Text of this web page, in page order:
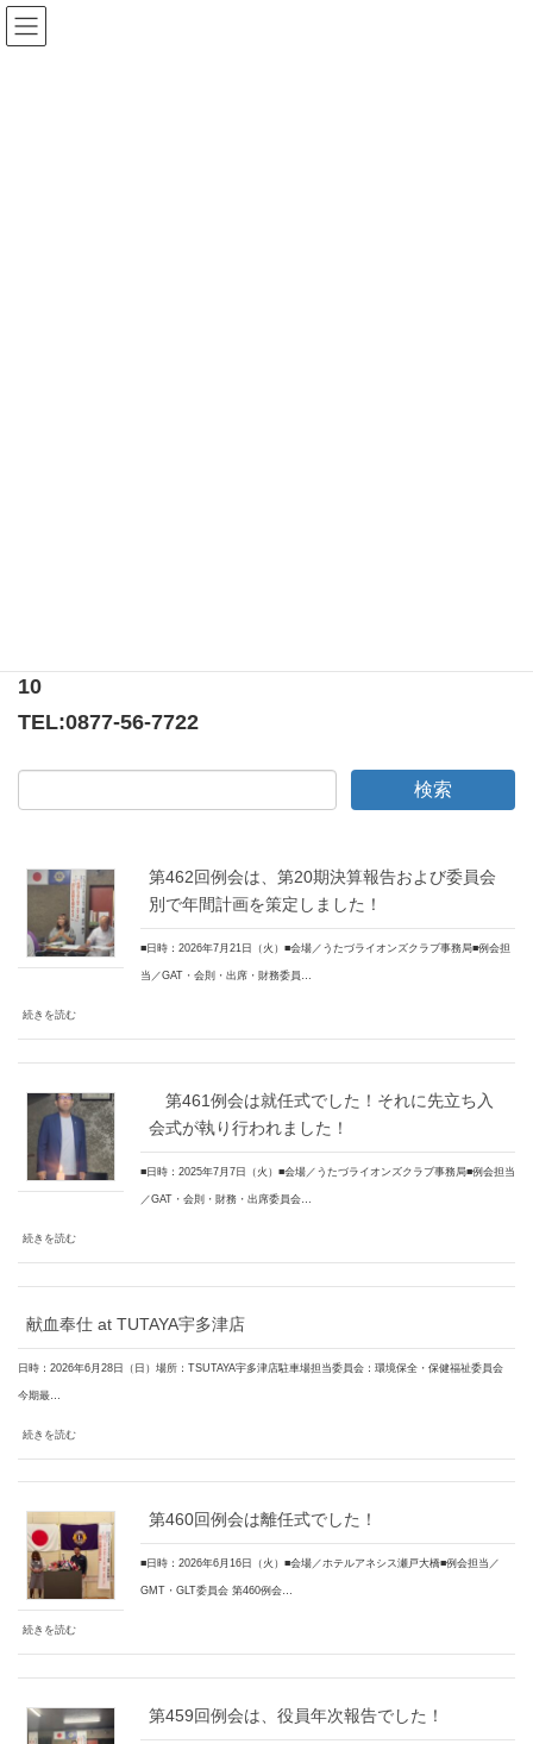
10
TEL:0877-56-7722
第462回例会は、第20期決算報告および委員会
別で年間計画を策定しました！
■日時：2026年7月21日（火）■会場／うたづライオンズクラブ事務局■例会担
当／GAT・会則・出席・財務委員…
続きを読む
第461例会は就任式でした！それに先立ち入
会式が執り行われました！
■日時：2025年7月7日（火）■会場／うたづライオンズクラブ事務局■例会担当
／GAT・会則・財務・出席委員会…
続きを読む
献血奉仕 at TUTAYA宇多津店
日時：2026年6月28日（日）場所：TSUTAYA宇多津店駐車場担当委員会：環境保全・保健福祉委員会
今期最…
続きを読む
第460回例会は離任式でした！
■日時：2026年6月16日（火）■会場／ホテルアネシス瀬戸大橋■例会担当／
GMT・GLT委員会 第460例会…
続きを読む
第459回例会は、役員年次報告でした！